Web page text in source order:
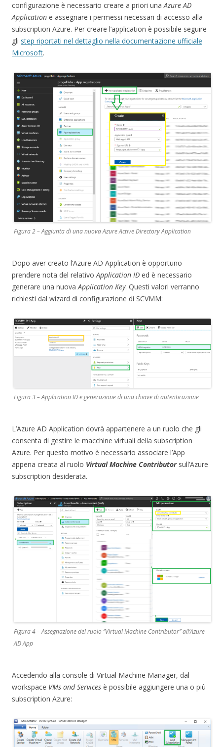
configurazione è necessario creare a priori unaAzure AD
Application e assegnare i permessi necessari di accesso alla
subscription Azure. Per creare l’application è possibile seguire
gli step riportati nel dettaglio nella documentazione ufficiale
Microsoft.
Figura 2 – Aggiunta di una nuova Azure Active Directory Application
Dopo aver creato l’Azure AD Application è opportuno
prendere nota del relativoApplication ID ed è necessario
generare una nuovaApplication Key. Questi valori verranno
richiesti dal wizard di configurazione di SCVMM:
Figura 3 – Application ID e generazione di una chiave di autenticazione
L’Azure AD Application dovrà appartenere a un ruolo che gli
consenta di gestire le macchine virtuali della subscription
Azure. Per questo motivo è necessario associare l’App
appena creata al ruolo Virtual Machine Contributorsull’Azure
subscription desiderata.
Figura 4 – Assegnazione del ruolo “Virtual Machine Contributor” all’Azure
AD App
Accedendo alla console di Virtual Machine Manager, dal
workspace VMs and Services è possibile aggiungere una o più
subscription Azure: